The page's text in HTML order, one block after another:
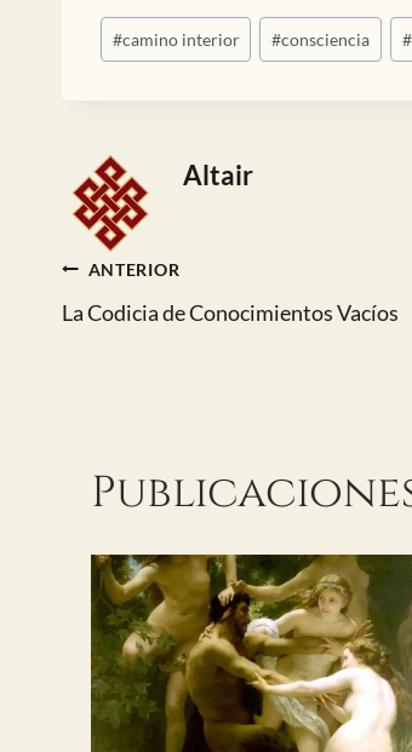
Etiquetas
de
#camino interior #consciencia #
Altair
Navegación
ANTERIOR
La Codicia de Conocimientos Vacíos